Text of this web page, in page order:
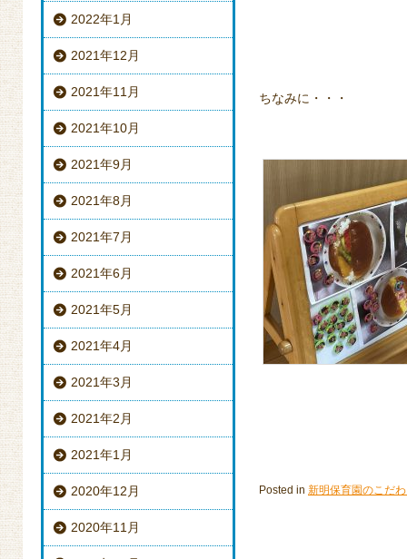
2022年1月
2021年12月
2021年11月
2021年10月
2021年9月
2021年8月
2021年7月
2021年6月
2021年5月
2021年4月
2021年3月
2021年2月
2021年1月
2020年12月
2020年11月
ちなみに・・・
Posted in 新明保育園のこだ